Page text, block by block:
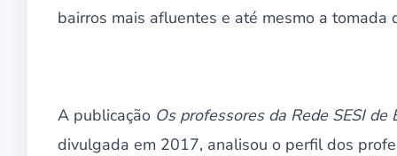
bairros mais afluentes e até mesmo a tomada
A publicação Os professores da Rede SESI
divulgada em 2017, analisou o perfil dos